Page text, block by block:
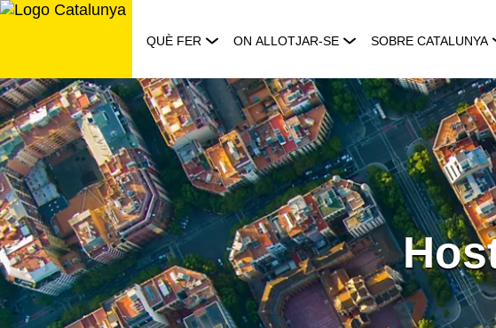
Saltar
QUÈ FER ON ALLOTJAR-SE SOBRE CATALUNYA